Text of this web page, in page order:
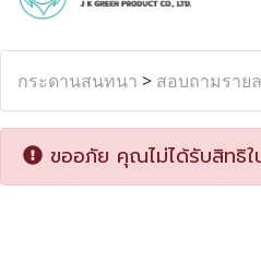
กระดานสนทนา > สอบถามราย
ขออภัย คุณไม่ได้รับสิทธิใ